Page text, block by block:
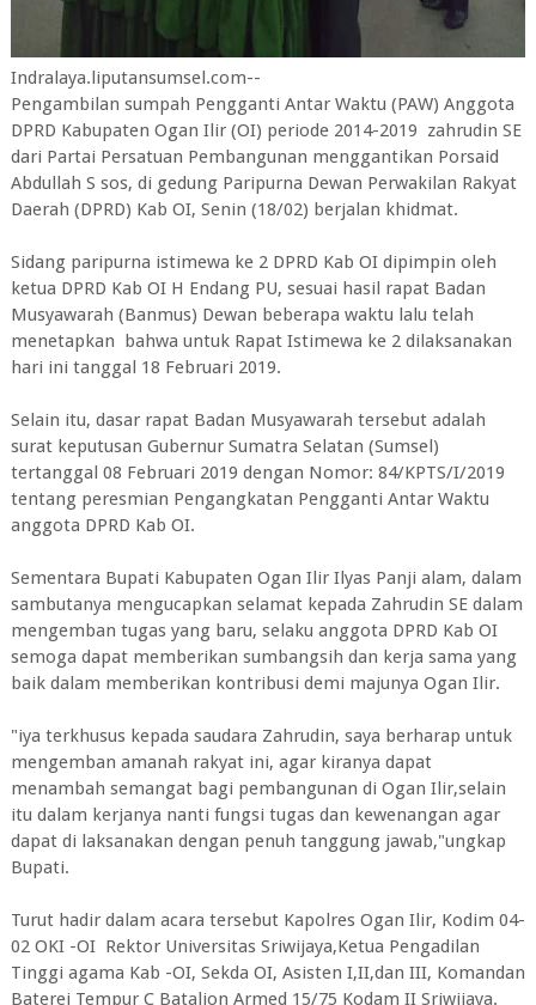
Indralaya.liputansumsel.com--
Pengambilan sumpah Pengganti Antar Waktu (PAW) Anggota
DPRD Kabupaten Ogan Ilir (OI) periode 2014-2019 zahrudin SE
dari Partai Persatuan Pembangunan menggantikan Porsaid
Abdullah S sos, di gedung Paripurna Dewan Perwakilan Rakyat
Daerah (DPRD) Kab OI, Senin (18/02) berjalan khidmat.
Sidang paripurna istimewa ke 2 DPRD Kab OI dipimpin oleh
ketua DPRD Kab OI H Endang PU, sesuai hasil rapat Badan
Musyawarah (Banmus) Dewan beberapa waktu lalu telah
menetapkan bahwa untuk Rapat Istimewa ke 2 dilaksanakan
hari ini tanggal 18 Februari 2019.
Selain itu, dasar rapat Badan Musyawarah tersebut adalah
surat keputusan Gubernur Sumatra Selatan (Sumsel)
tertanggal 08 Februari 2019 dengan Nomor: 84/KPTS/I/2019
tentang peresmian Pengangkatan Pengganti Antar Waktu
anggota DPRD Kab OI.
Sementara Bupati Kabupaten Ogan Ilir Ilyas Panji alam, dalam
sambutanya mengucapkan selamat kepada Zahrudin SE dalam
mengemban tugas yang baru, selaku anggota DPRD Kab OI
semoga dapat memberikan sumbangsih dan kerja sama yang
baik dalam memberikan kontribusi demi majunya Ogan Ilir.
"iya terkhusus kepada saudara Zahrudin, saya berharap untuk
mengemban amanah rakyat ini, agar kiranya dapat
menambah semangat bagi pembangunan di Ogan Ilir,selain
itu dalam kerjanya nanti fungsi tugas dan kewenangan agar
dapat di laksanakan dengan penuh tanggung jawab,"ungkap
Bupati.
Turut hadir dalam acara tersebut Kapolres Ogan Ilir, Kodim 04-
02 OKI -OI Rektor Universitas Sriwijaya,Ketua Pengadilan
Tinggi agama Kab -OI, Sekda OI, Asisten I,II,dan III, Komandan
Baterei Tempur C Batalion Armed 15/75 Kodam II Sriwijaya.